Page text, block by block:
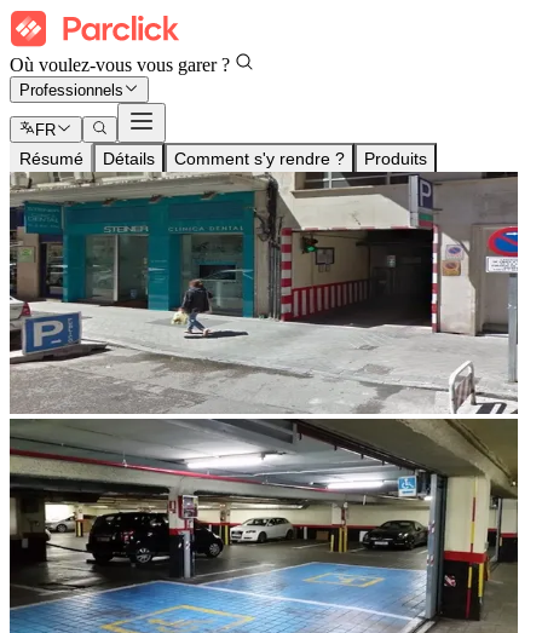
Où voulez-vous vous garer ?
Professionnels
FR
Résumé Détails Comment s'y rendre ? Produits